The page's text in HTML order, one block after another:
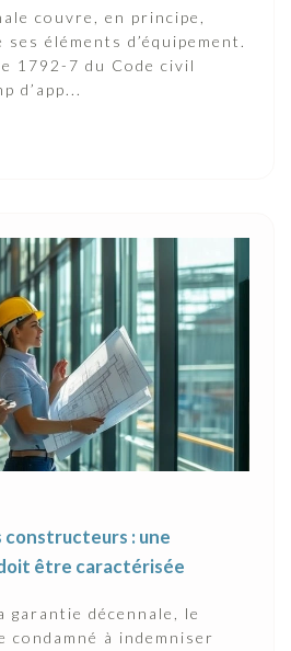
couvre, en principe,
ses éléments d’équipement.
1792-7 du Code civil
d’app...
constructeurs : une
être caractérisée
garantie décennale, le
condamné à indemniser